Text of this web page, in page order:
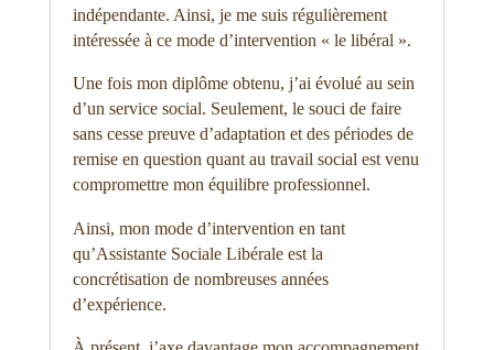
indépendante. Ainsi, je me suis régulièrement
intéressée à ce mode d’intervention « le libéral ».
Une fois mon diplôme obtenu, j’ai évolué au sein
d’un service social. Seulement, le souci de faire
sans cesse preuve d’adaptation et des périodes de
remise en question quant au travail social est venu
compromettre mon équilibre professionnel.
Ainsi, mon mode d’intervention en tant
qu’Assistante Sociale Libérale est la
concrétisation de nombreuses années
d’expérience.